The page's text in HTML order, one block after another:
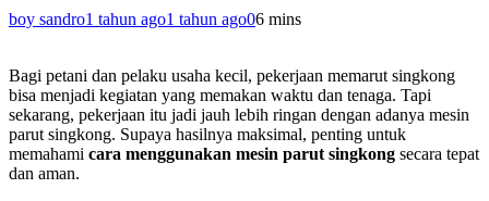
boy sandro1 tahun ago1 tahun ago06 mins
Bagi petani dan pelaku usaha kecil, pekerjaan memarut singkong
bisa menjadi kegiatan yang memakan waktu dan tenaga. Tapi
sekarang, pekerjaan itu jadi jauh lebih ringan dengan adanya mesin
parut singkong. Supaya hasilnya maksimal, penting untuk
memahami cara menggunakan mesin parut singkong secara tepat
dan aman.